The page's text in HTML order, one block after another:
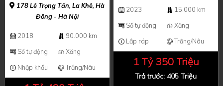
178 Lê Trọng Tấn, La Khê, Hà
Đông - Hà Nội
2018
90.000 km
Số tự động
Xăng
Nhập khẩu
Trắng/Nâu
2023
15.000 km
Số tự động
Xăng
Lắp ráp
Trắng/Nâu
1 Tỷ 350 Triệu
Trả trước: 405 Triệu